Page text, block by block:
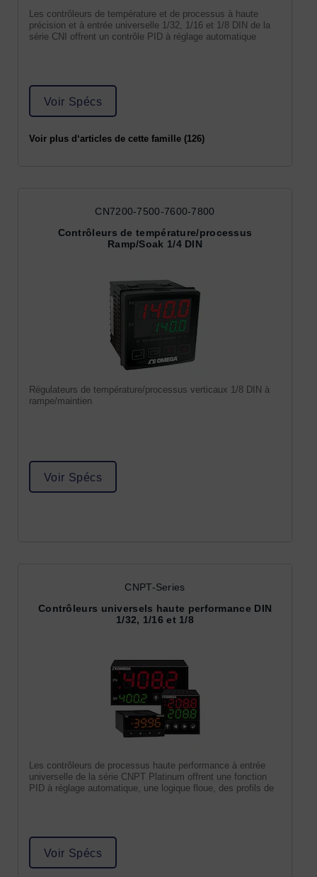
Les contrôleurs de température et de processus à haute
précision et à entrée universelle 1/32, 1/16 et 1/8 DIN de la
série CNI offrent un contrôle PID à réglage automatique
Voir Spécs
Voir plus d‘articles de cette famille (126)
CN7200-7500-7600-7800
Contrôleurs de température/processus
Ramp/Soak 1/4 DIN
Régulateurs de température/processus verticaux 1/8 DIN à
rampe/maintien
Voir Spécs
CNPT-Series
Contrôleurs universels haute performance DIN
1/32, 1/16 et 1/8
Les contrôleurs de processus haute performance à entrée
universelle de la série CNPT Platinum offrent une fonction
PID à réglage automatique, une logique floue, des profils de
Voir Spécs